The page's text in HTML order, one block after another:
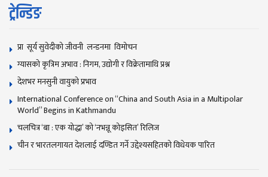
ट्रेन्डिङ
प्रा सूर्य सुवेदीको जीवनी लन्डनमा विमोचन
ग्यासको कृत्रिम अभाव : निगम, उद्योगी र विक्रेतामाथि प्रश्न
देशभर मनसुनी वायुको प्रभाव
International Conference on “China and South Asia in a Multipolar
World” Begins in Kathmandu
चलचित्र ‘बा : एक योद्धा’ को ‘नभन्नू कोइसित’ रिलिज
चीन र भारतलगायत देशलाई दण्डित गर्ने उद्देश्यसहितको विधेयक पारित